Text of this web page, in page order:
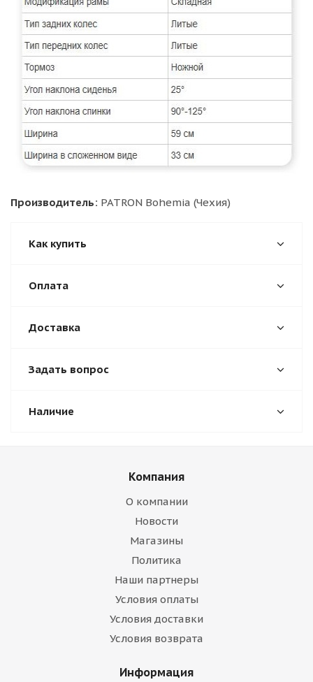
Производитель: PATRON Bohemia (Чехия)
Как купить
Оплата
Доставка
Задать вопрос
Наличие
Компания
О компании
Новости
Магазины
Политика
Наши партнеры
Условия оплаты
Условия доставки
Условия возврата
Информация